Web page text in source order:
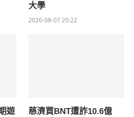
大學
2026-08-07 20:22
遊
慈濟買BNT遭詐10.6億